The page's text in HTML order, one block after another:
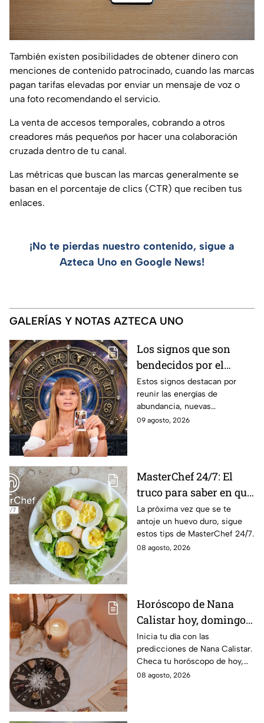
También existen posibilidades de obtener dinero con
menciones de contenido patrocinado, cuando las marcas
pagan tarifas elevadas por enviar un mensaje de voz o
una foto recomendando el servicio.
La venta de accesos temporales, cobrando a otros
creadores más pequeños por hacer una colaboración
cruzada dentro de tu canal.
Las métricas que buscan las marcas generalmente se
basan en el porcentaje de clics (CTR) que reciben tus
enlaces.
¡No te pierdas nuestro contenido, sigue a
Azteca Uno en Google News!
GALERÍAS Y NOTAS AZTECA UNO
Los signos que son
bendecidos por el
universo con suerte en
el dinero y el amor a
partir de hoy 9 de
agosto: los horóscopos
Estos signos destacan por
reunir las energías de
abundancia, nuevas
oportunidades, estabilidad
09 agosto, 2026
MasterChef 24/7: El
truco para saber en qué
momento está listo un
huevo cocido
La próxima vez que se te
antoje un huevo duro, sigue
estos tips de MasterChef 24/7.
08 agosto, 2026
Horóscopo de Nana
Calistar hoy, domingo 9
de agosto: estos signos
tendrán ingresos extra
Inicia tu día con las
predicciones de Nana Calistar.
Checa tu horóscopo de hoy,
domingo 9 de agosto, y
08 agosto, 2026